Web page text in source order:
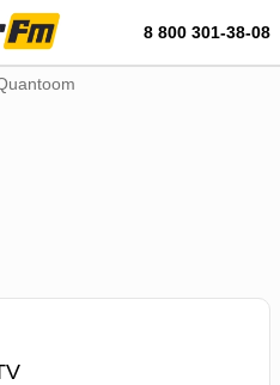
8 800 301-38-08